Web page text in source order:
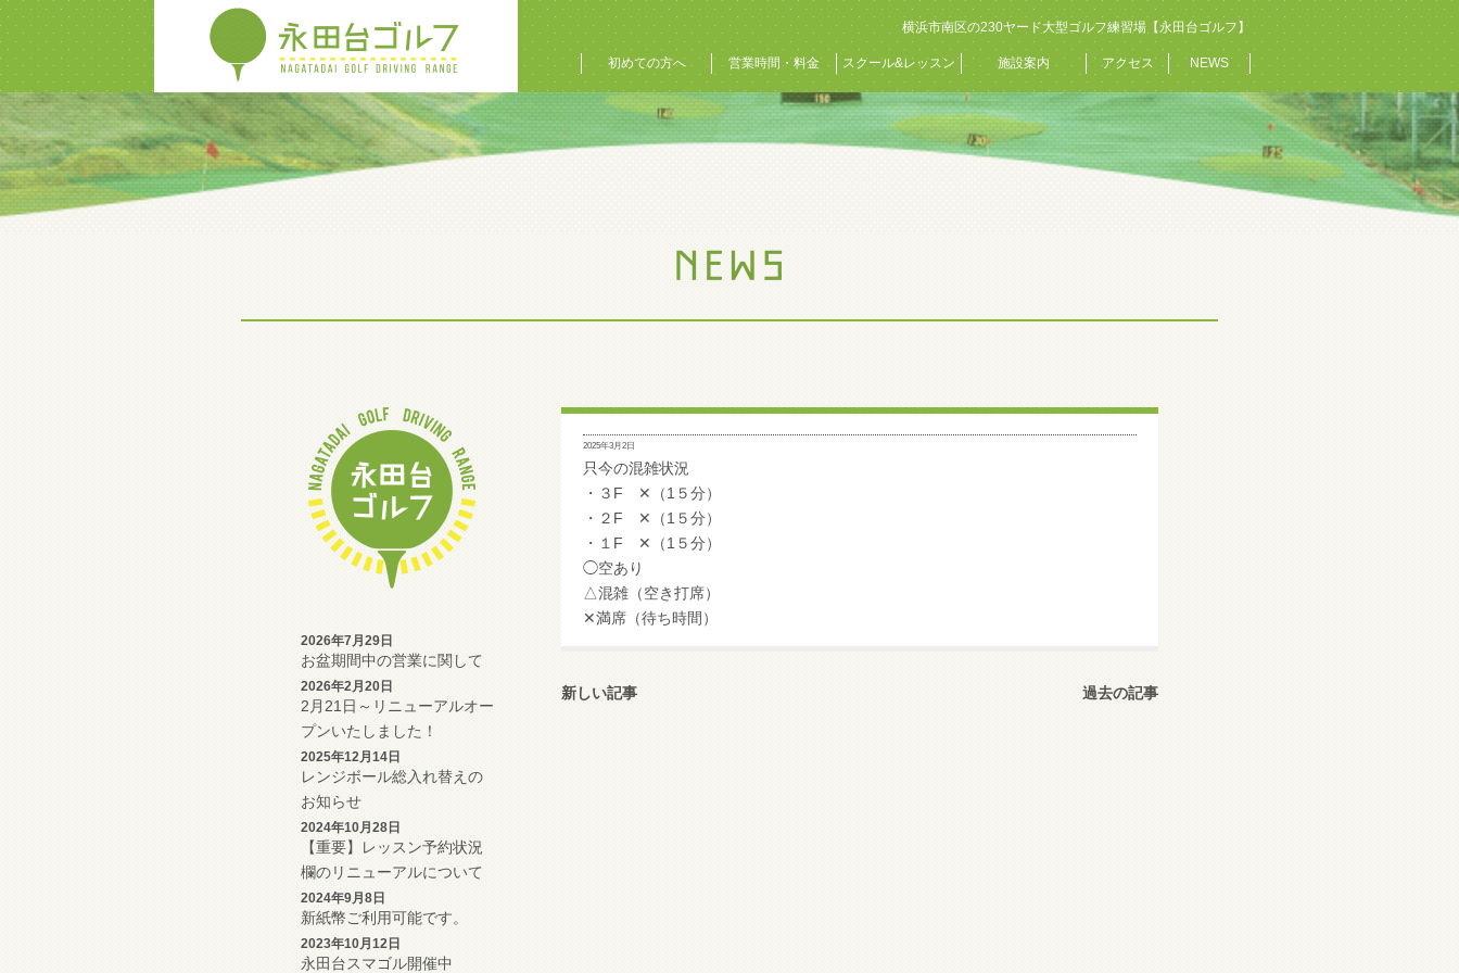
横浜市南区の230ヤード大型ゴルフ練習場【永田台ゴルフ】
初めての方へ 営業時間・料金 スクール&レッスン 施設案内 アクセス NEWS
2026年7月29日
お盆期間中の営業に関して
2026年2月20日
2月21日～リニューアルオー
プンいたしました！
2025年12月14日
レンジボール総入れ替えの
お知らせ
2024年10月28日
【重要】レッスン予約状況
欄のリニューアルについて
2024年9月8日
新紙幣ご利用可能です。
2023年10月12日
永田台スマゴル開催中
2025年3月2日
只今の混雑状況
・３F ✕（1５分）
・２F ✕（1５分）
・１F ✕（1５分）
◯空あり
△混雑（空き打席）
✕満席（待ち時間）
新しい記事 過去の記事